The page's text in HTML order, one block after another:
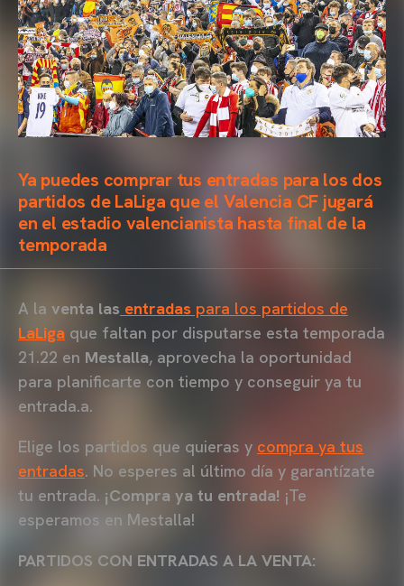
Ya puedes comprar tus entradas para los dos
partidos de LaLiga que el Valencia CF jugará
en el estadio valencianista hasta final de la
temporada
A la venta las entradas para los partidos de
LaLiga que faltan por disputarse esta temporada
21.22 en Mestalla, aprovecha la oportunidad
para planificarte con tiempo y conseguir ya tu
entrada.a.
Elige los partidos que quieras y compra ya tus
entradas. No esperes al último día y garantízate
tu entrada. ¡Compra ya tu entrada! ¡Te
esperamos en Mestalla!
PARTIDOS CON ENTRADAS A LA VENTA: